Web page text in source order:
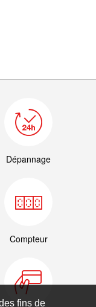
Dépannage
Compteur
fins de